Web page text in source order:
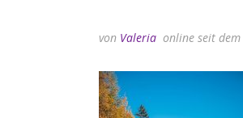
von Valeria online seit dem